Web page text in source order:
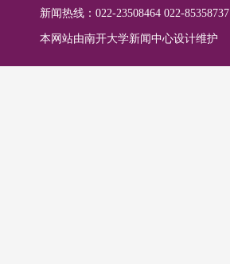
新闻热线：022-23508464 022-85358737
本网站由南开大学新闻中心设计维护